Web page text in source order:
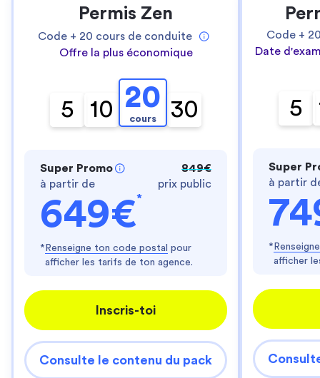
Permis Zen
Code + 20 cours de conduite
Offre la plus économique
5 10 20
cours 30
Super Promo
à partir de
649€*
849€
prix public
* Renseigne ton code postal pour
afficher les tarifs de ton agence.
Inscris-toi
Consulte le contenu du pack
Code +
Date
5
Super
à partir
*
afficher